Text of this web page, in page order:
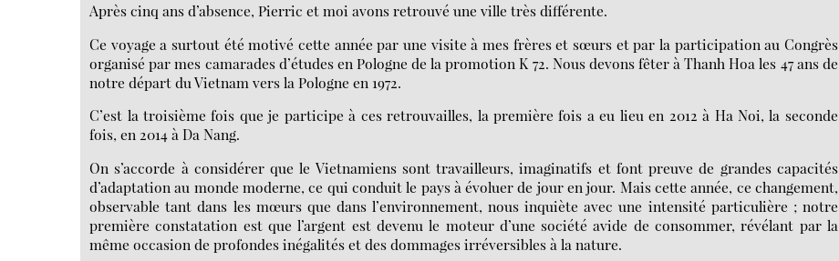
Après cinq ans d’absence, Pierric et moi avons retrouvé une ville très différente.
Ce voyage a surtout été motivé cette année par une visite à mes frères et sœurs et par la participation au Congrès
organisé par mes camarades d’études en Pologne de la promotion K 72. Nous devons fêter à Thanh Hoa les 47 ans de
notre départ du Vietnam vers la Pologne en 1972.
C’est la troisième fois que je participe à ces retrouvailles, la première fois a eu lieu en 2012 à Ha Noi, la seconde
fois, en 2014 à Da Nang.
On s’accorde à considérer que le Vietnamiens sont travailleurs, imaginatifs et font preuve de grandes capacités
d’adaptation au monde moderne, ce qui conduit le pays à évoluer de jour en jour. Mais cette année, ce changement,
observable tant dans les mœurs que dans l’environnement, nous inquiète avec une intensité particulière ; notre
première constatation est que l’argent est devenu le moteur d’une société avide de consommer, révélant par la
même occasion de profondes inégalités et des dommages irréversibles à la nature.